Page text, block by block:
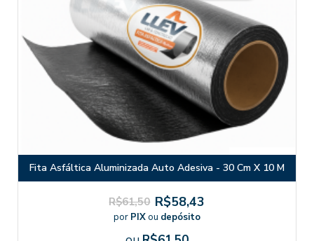
Fita Asfáltica Aluminizada Auto Adesiva - 30 Cm X 10 M
R$61,50 R$58,43
por PIXou depósito